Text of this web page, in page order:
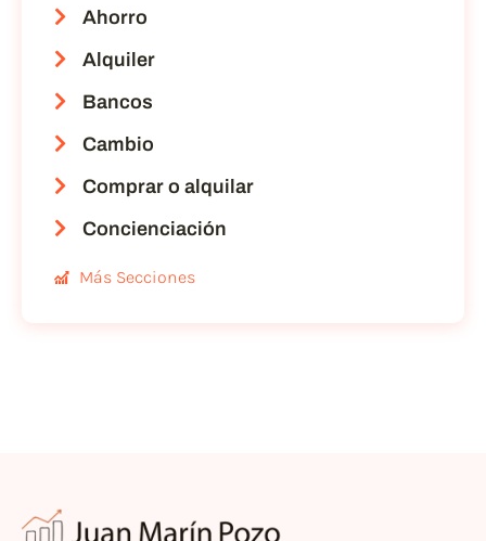
Ahorro
Alquiler
Bancos
Cambio
Comprar o alquilar
Concienciación
Más Secciones